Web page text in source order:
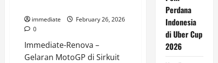
MotoGP
2025
immediate
February 26, 2026
0
Immediate-Renova –
Gelaran MotoGP di Sirkuit
Perdana
Indonesia
di Uber Cup
2026